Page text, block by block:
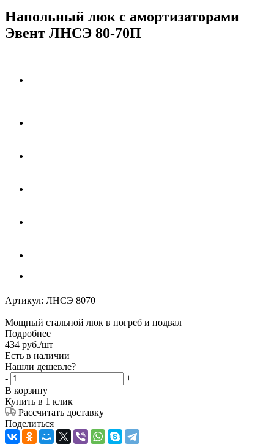
Напольный люк с амортизаторами
Эвент ЛНСЭ 80-70П
Артикул: ЛНСЭ 8070
Мощный стальной люк в погреб и подвал
Подробнее
434 руб./шт
Есть в наличии
Нашли дешевле?
-
+
В корзину
Купить в 1 клик
Рассчитать доставку
Поделиться